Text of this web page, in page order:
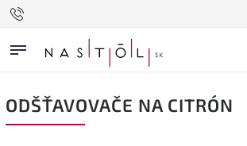
ODŠŤAVOVAČE NA CITRÓN